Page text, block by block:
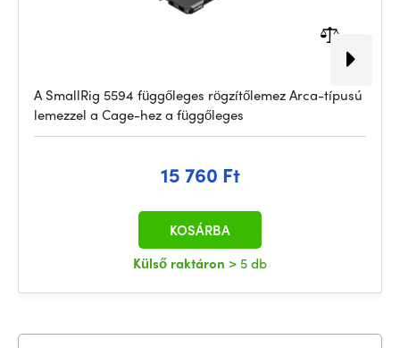
A SmallRig 5594 függőleges rögzítőlemez Arca-típusú
lemezzel a Cage-hez a függőleges
15 760 Ft
Külső raktáron > 5 db
KOSÁRBA